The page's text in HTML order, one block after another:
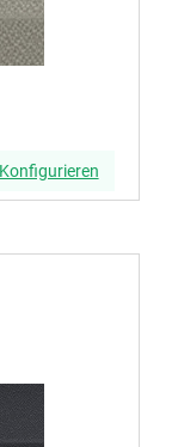
Konfigurieren